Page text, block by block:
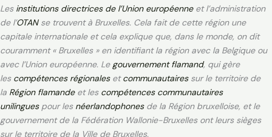
Les institutions directrices de l’Union européenneet l’administration
de l’OTAN se trouvent à Bruxelles. Cela fait de cette région une
capitale internationale et cela explique que, dans le monde, on dit
couramment « Bruxelles » en identifiant la région avec la Belgique ou
avec l’Union européenne. Le gouvernement flamand, qui gère
les compétences régionalesetcommunautairessur le territoire de
la Région flamandeet les compétences communautaires
unilinguespour les néerlandophonesde la Région bruxelloise, et le
gouvernement de la Fédération Wallonie-Bruxelles ont leurs sièges
sur le territoire de la Ville de Bruxelles.